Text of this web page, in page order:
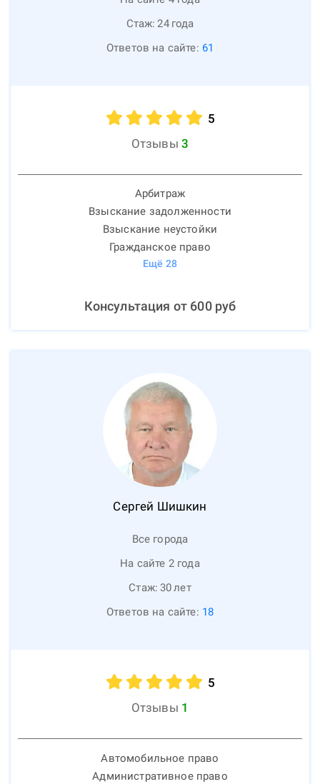
Стаж: 24 года
Ответов на сайте: 61
5
Отзывы 3
Арбитраж
Взыскание задолженности
Взыскание неустойки
Гражданское право
Ещё 28
Консультация от 600руб
Сергей Шишкин
Все города
На сайте 2 года
Стаж: 30лет
Ответов на сайте: 18
5
Отзывы 1
Автомобильное право
Административное право